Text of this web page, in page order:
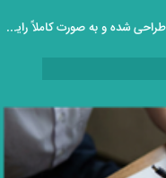
این دوره با محوریت دروس ریاضی و علوم تجربی طراحی شده و به‌ صورت کاملاً رایگان و غیرحضوری در اختیار دانش‌ آموزان قرار می‌گیرد.